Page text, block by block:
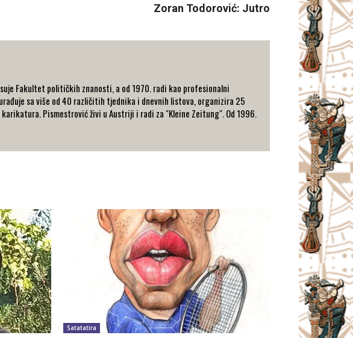
Zoran Todorović: Jutro
Fakultet političkih znanosti, a od 1970. radi kao profesionalni
sa više od 40 različitih tjednika i dnevnih listova, organizira 25
Pismestrović živi u Austriji i radi za "Kleine Zeitung". Od 1996.
Satatatira